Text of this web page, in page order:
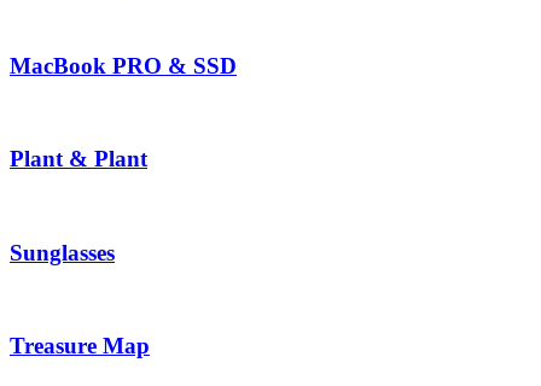
MacBook PRO & SSD
Plant & Plant
Sunglasses
Treasure Map